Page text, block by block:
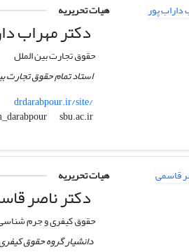
هیات تحریریه
دکتر مهراب
حقوق تجارت بین الملل
استاد تمام حقوق تجارت
drdarabpour.ir/site/
m_darabpour
sbu.ac.ir
هیات تحریریه
دکتر ناصر
حقوق کیفری و جرم
دانشیار گروه حقوق